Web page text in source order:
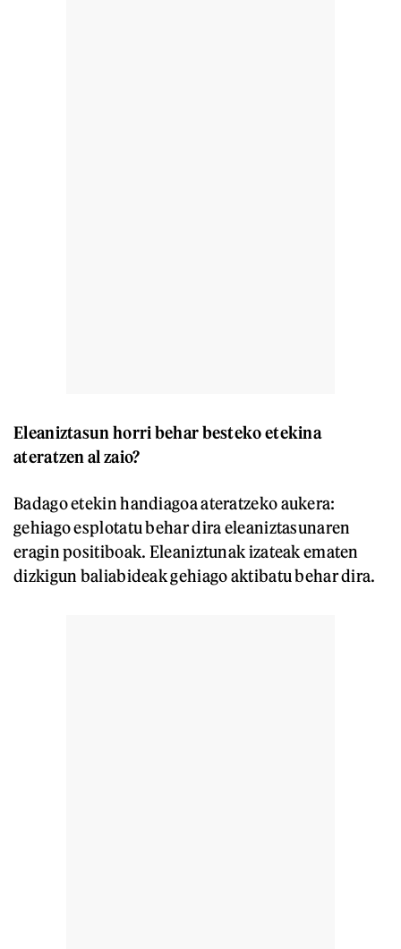
Eleaniztasun horri behar besteko etekina
ateratzen al zaio?
Badago etekin handiagoa ateratzeko aukera:
gehiago esplotatu behar dira eleaniztasunaren
eragin positiboak. Eleaniztunak izateak ematen
dizkigun baliabideak gehiago aktibatu behar dira.